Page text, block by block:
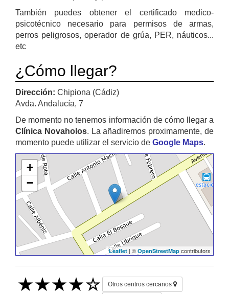
También puedes obtener el certificado medico-
psicotécnico necesario para permisos de armas,
perros peligrosos, operador de grúa, PER, náuticos...
etc
¿Cómo llegar?
Dirección: Chipiona (Cádiz)
Avda. Andalucía, 7
De momento no tenemos información de cómo llegar a
Clínica Novaholos. La añadiremos proximamente, de
momento puede utilizar el servicio de Google Maps.
+
−
Leaflet | © OpenStreetMap contributors
Otros centros cercanos